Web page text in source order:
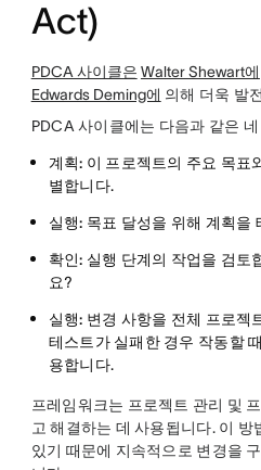
Act)
PDCA 사이클은 Walter Shewart에
Edwards Deming에 의해 더욱 발
PDCA 사이클에는 다음과 같은
​계획: 이 프로젝트의 주요 목표
별합니다.
실행: 목표 달성을 위해 계획을
확인: 실행 단계의 작업을 검토
요?
실행: 변경 사항을 전체 프로젝
테스트가 실패한 경우 작동할
용합니다.
프레임워크는 프로젝트 관리 및
고 해결하는 데 사용됩니다. 이
있기 때문에 지속적으로 변경을